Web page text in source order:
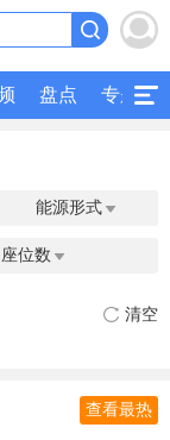
盘点 专题
能源形式 
座位数 
清空
查看最热